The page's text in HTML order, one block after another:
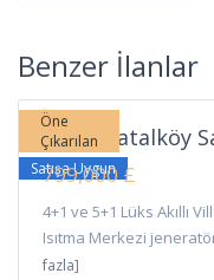
Benzer İlanlar
Çatalköy
Girne
Öne
Çıkarılan
Satışa Uygun
Girne Çatalköy
799,000 £
4+1 ve 5+1 Lüks Akıllı
Isıtma Merkezi
fazla]